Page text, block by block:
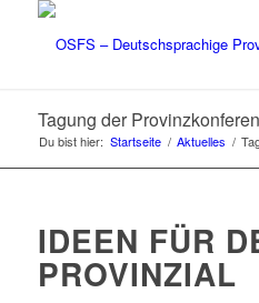
Tagung der
Du bist hier: Startseite / Aktuelles /
IDEEN FÜR
PROVINZIAL